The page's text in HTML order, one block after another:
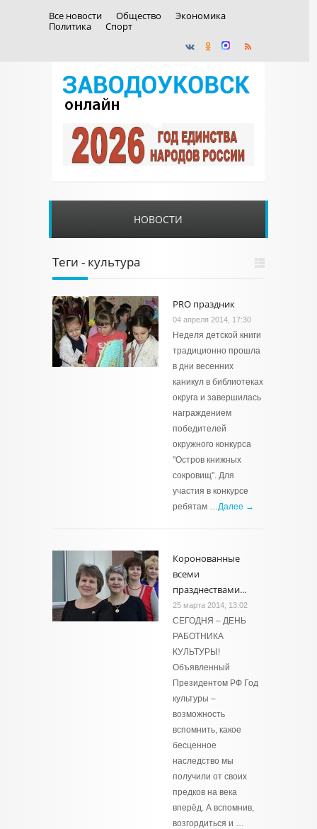
Все новости Общество
Экономика
Политика
Спорт
НОВОСТИ
Теги - культура
PRO праздник
04 апреля 2014, 17:30
Неделя детской книги
традиционно прошла
в дни весенних
каникул в библиотеках
округа и завершилась
награждением
победителей
окружного конкурса
"Остров книжных
сокровищ". Для
участия в конкурсе
ребятам …Далее →
Коронованные
всеми
празднествами...
25 марта 2014, 13:02
СЕГОДНЯ – ДЕНЬ
РАБОТНИКА
КУЛЬТУРЫ!
Объявленный
Президентом РФ Год
культуры –
возможность
вспомнить, какое
бесценное
наследство мы
получили от своих
предков на века
вперёд. А вспомнив,
возгордиться и …